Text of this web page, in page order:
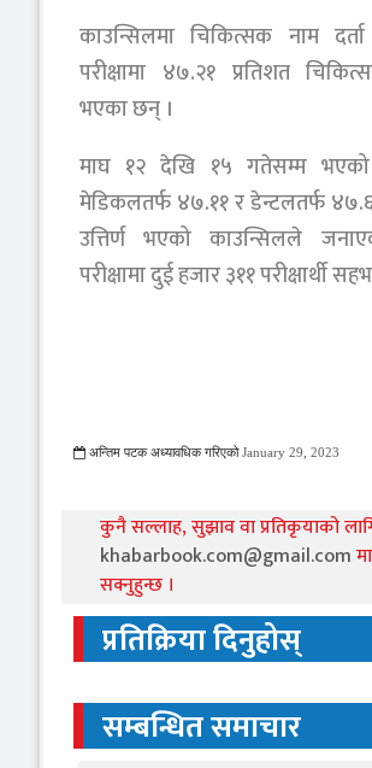
काउन्सिलमा चिकित्सक नाम
परीक्षामा ४७.२१ प्रतिशत
भएका छन् ।
माघ १२ देखि १५ गतेसम्म भएको
मेडिकलतर्फ ४७.११ र डेन्टलतर्फ
उत्तिर्ण भएको काउन्सिलले
परीक्षामा दुई हजार ३११ परीक्षार्थी
अन्तिम पटक अध्यावधिक गरिएको January 29, 2023
कुनै सल्लाह, सुझाव वा प्रतिकृयाको
khabarbook.com@gmail.com
सक्नुहुन्छ ।
प्रतिक्रिया दिनुहोस्
सम्बन्धित समाचार